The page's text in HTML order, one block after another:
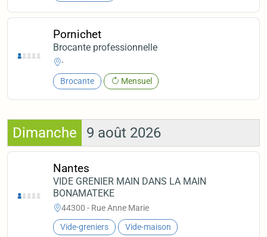
Pornichet
Brocante professionnelle
-
Brocante Mensuel
Dimanche 9 août 2026
Nantes
VIDE GRENIER MAIN DANS LA MAIN
BONAMATEKE
44300 - Rue Anne Marie
Vide-greniers Vide-maison